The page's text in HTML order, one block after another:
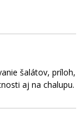
šalátov, príloh,
aj na chalupu.